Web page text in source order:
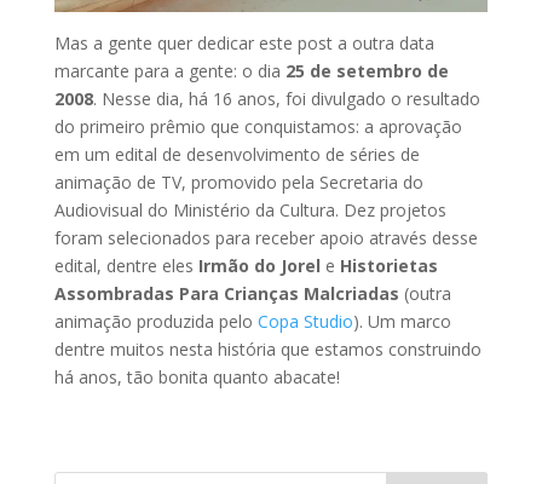
Mas a gente quer dedicar este post a outra data
marcante para a gente: o dia 25 de setembro de
2008. Nesse dia, há 16 anos, foi divulgado o resultado
do primeiro prêmio que conquistamos: a aprovação
em um edital de desenvolvimento de séries de
animação de TV, promovido pela Secretaria do
Audiovisual do Ministério da Cultura. Dez projetos
foram selecionados para receber apoio através desse
edital, dentre eles Irmão do Jorel e Historietas
Assombradas Para Crianças Malcriadas (outra
animação produzida pelo Copa Studio). Um marco
dentre muitos nesta história que estamos construindo
há anos, tão bonita quanto abacate!